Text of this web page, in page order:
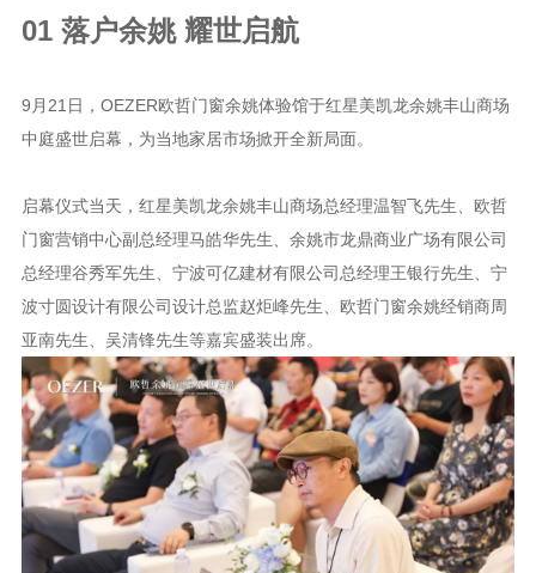
01 落户余姚 耀世启航
9月21日，OEZER欧哲门窗余姚体验馆于红星美凯龙余姚丰山商场
中庭盛世启幕，为当地家居市场掀开全新局面。
启幕仪式当天，红星美凯龙余姚丰山商场总经理温智飞先生、欧哲
门窗营销中心副总经理马皓华先生、余姚市龙鼎商业广场有限公司
总经理谷秀军先生、宁波可亿建材有限公司总经理王银行先生、宁
波寸圆设计有限公司设计总监赵炬峰先生、欧哲门窗余姚经销商周
亚南先生、吴清锋先生等嘉宾盛装出席。